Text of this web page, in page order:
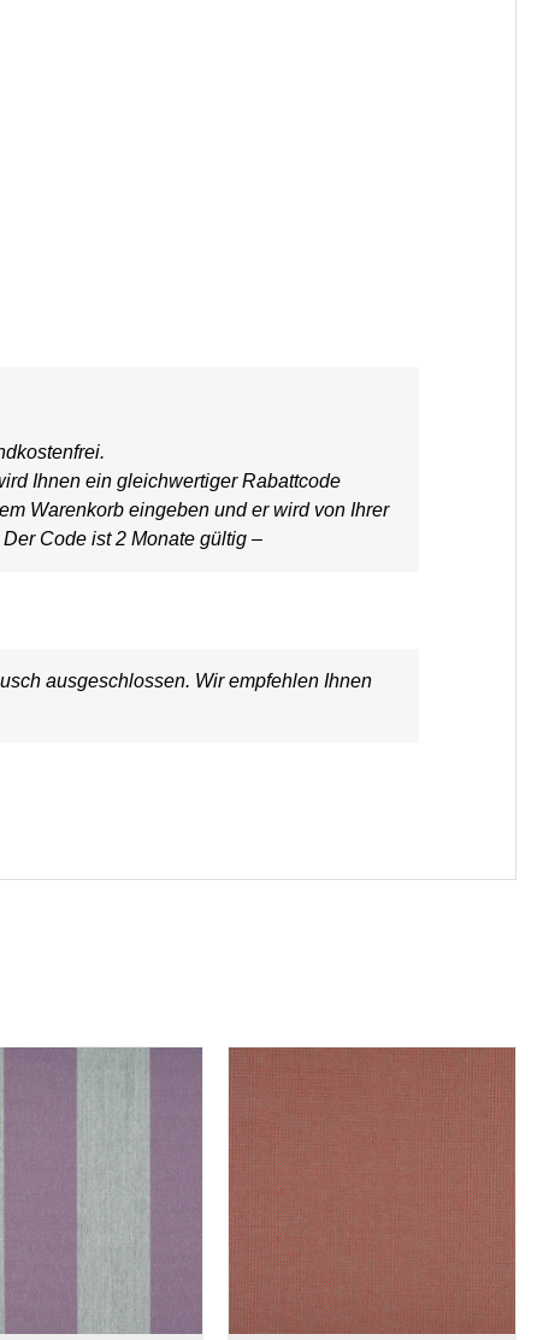
Ihnen ein gleichwertiger Rabattcode
Warenkorb eingeben und er wird von Ihrer
Code ist 2 Monate gültig –
ausgeschlossen. Wir empfehlen Ihnen